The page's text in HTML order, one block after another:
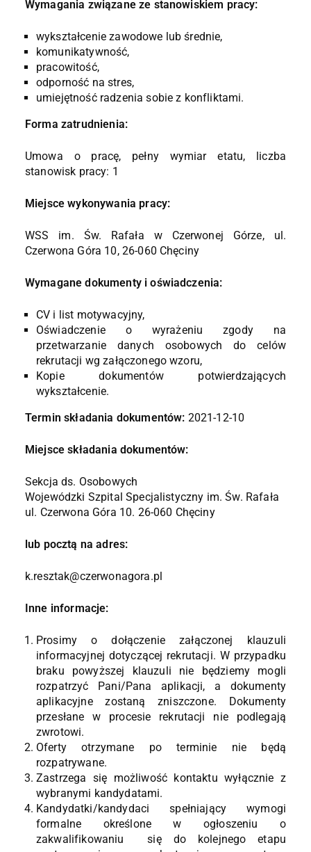
Wymagania związane ze stanowiskiem pracy:
wykształcenie zawodowe lub średnie,
komunikatywność,
pracowitość,
odporność na stres,
umiejętność radzenia sobie z konfliktami.
Forma zatrudnienia:
Umowa o pracę, pełny wymiar etatu, liczba
stanowisk pracy: 1
Miejsce wykonywania pracy:
WSS im. Św. Rafała w Czerwonej Górze, ul.
Czerwona Góra 10, 26-060 Chęciny
Wymagane dokumenty i oświadczenia:
CV i list motywacyjny,
Oświadczenie o wyrażeniu zgody na
przetwarzanie danych osobowych do celów
rekrutacji wg załączonego wzoru,
Kopie dokumentów potwierdzających
wykształcenie.
Termin składania dokumentów: 2021-12-10
Miejsce składania dokumentów:
Sekcja ds. Osobowych
Wojewódzki Szpital Specjalistyczny im. Św. Rafała
ul. Czerwona Góra 10. 26-060 Chęciny
lub pocztą na adres:
k.resztak@czerwonagora.pl
Inne informacje:
Prosimy o dołączenie załączonej klauzuli
informacyjnej dotyczącej rekrutacji. W przypadku
braku powyższej klauzuli nie będziemy mogli
rozpatrzyć Pani/Pana aplikacji, a dokumenty
aplikacyjne zostaną zniszczone. Dokumenty
przesłane w procesie rekrutacji nie podlegają
zwrotowi.
Oferty otrzymane po terminie nie będą
rozpatrywane.
Zastrzega się możliwość kontaktu wyłącznie z
wybranymi kandydatami.
Kandydatki/kandydaci spełniający wymogi
formalne określone w ogłoszeniu o
zakwalifikowaniu się do kolejnego etapu